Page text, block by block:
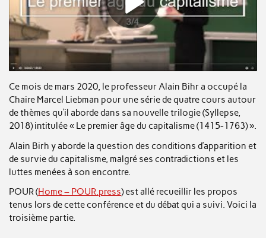
Ce mois de mars 2020, le professeur Alain Bihr a occupé la
Chaire Marcel Liebman pour une série de quatre cours autour
de thèmes qu’il aborde dans sa nouvelle trilogie (Syllepse,
2018) intitulée « Le premier âge du capitalisme (1415-1763) ».
Alain Birh y aborde la question des conditions d’apparition et
de survie du capitalisme, malgré ses contradictions et les
luttes menées à son encontre.
POUR (Home – POUR.press) est allé recueillir les propos
tenus lors de cette conférence et du débat qui a suivi. Voici la
troisième partie.